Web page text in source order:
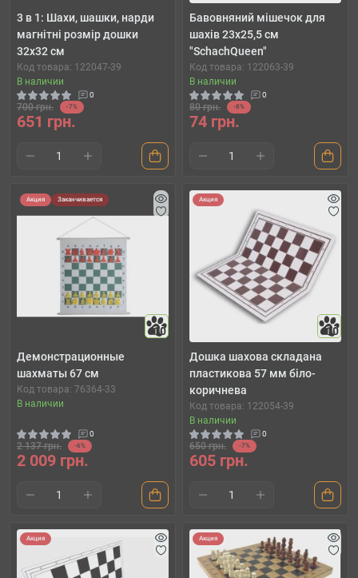
3 в 1: Шахи, шашки, нарди
магнітні розмір дошки
32х32 см
Код товара: 122047-39
В наличии
0
700 грн. -7%
651 грн.
Бавовняний мішечок для
шахів 23x25,5 см
"SchachQueen"
Код товара: 122063-39
В наличии
0
80 грн. -8%
74 грн.
Акция Заканчивается
10
Демонстрационные
шахматы‎ 67 см
Код товара: 76364-33
В наличии
0
2 137 грн. -6%
2 009 грн.
Акция
10
Дошка шахова складана
пластикова 57 мм біло-
коричнева
Код товара: 122054-39
В наличии
0
650 грн. -7%
605 грн.
Акция Акция